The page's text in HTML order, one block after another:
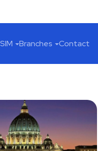
Branches Contact